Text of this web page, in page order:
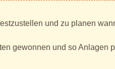
und zu planen
gewonnen und so Anlagen